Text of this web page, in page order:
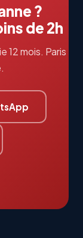
?
de 2h
12 mois. Paris